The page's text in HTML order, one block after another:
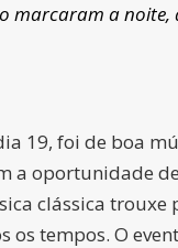
marcaram a noite,
19, foi de boa
a oportunidade
clássica
os tempos. O